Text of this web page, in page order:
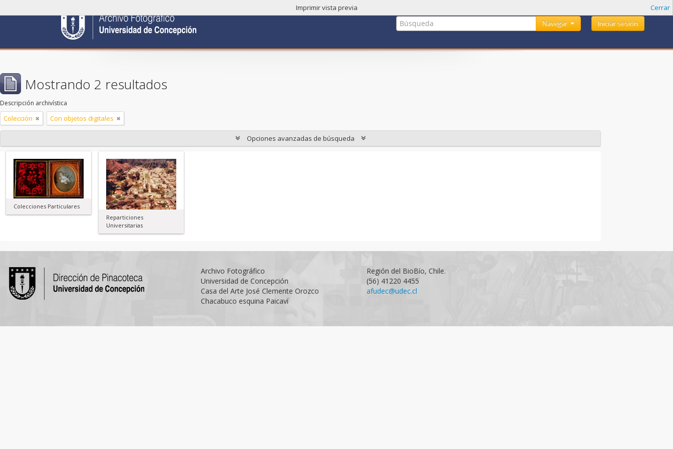
Iniciar sesión
Navegar
Imprimir vista previa Cerrar
Mostrando 2 resultados
Descripción archivística
Colección Con objetos digitales
Opciones avanzadas de búsqueda
Colecciones Particulares
Reparticiones
Universitarias
Archivo Fotográfico
Universidad de Concepción
Casa del Arte José Clemente Orozco
Chacabuco esquina Paicaví
Región del BioBío, Chile.
(56) 41220 4455
afudec@udec.cl